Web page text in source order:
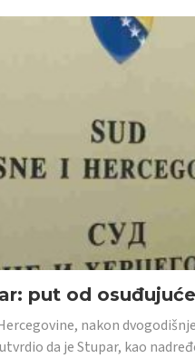
put od
nakon
da je Stupar, kao